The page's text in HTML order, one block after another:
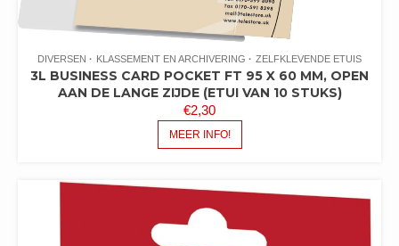
DIVERSEN KLASSEMENT EN ARCHIVERING ZELFKLEVENDE ETUIS
3L BUSINESS CARD POCKET FT 95 X 60 MM, OPEN
AAN DE LANGE ZIJDE (ETUI VAN 10 STUKS)
€2,30
MEER INFO!